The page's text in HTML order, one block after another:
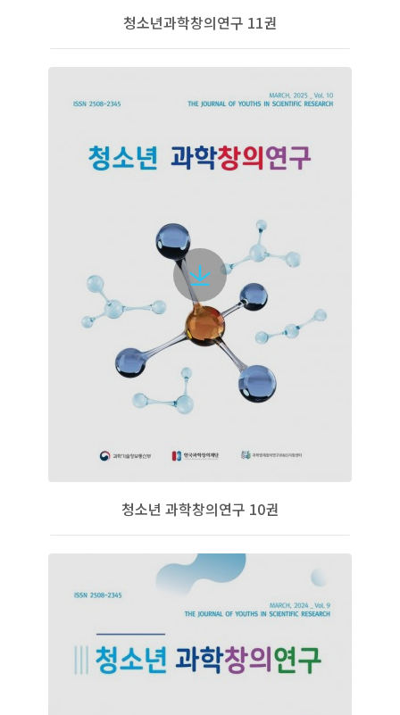
청소년과학창의연구 11권
청소년 과학창의연구 10권